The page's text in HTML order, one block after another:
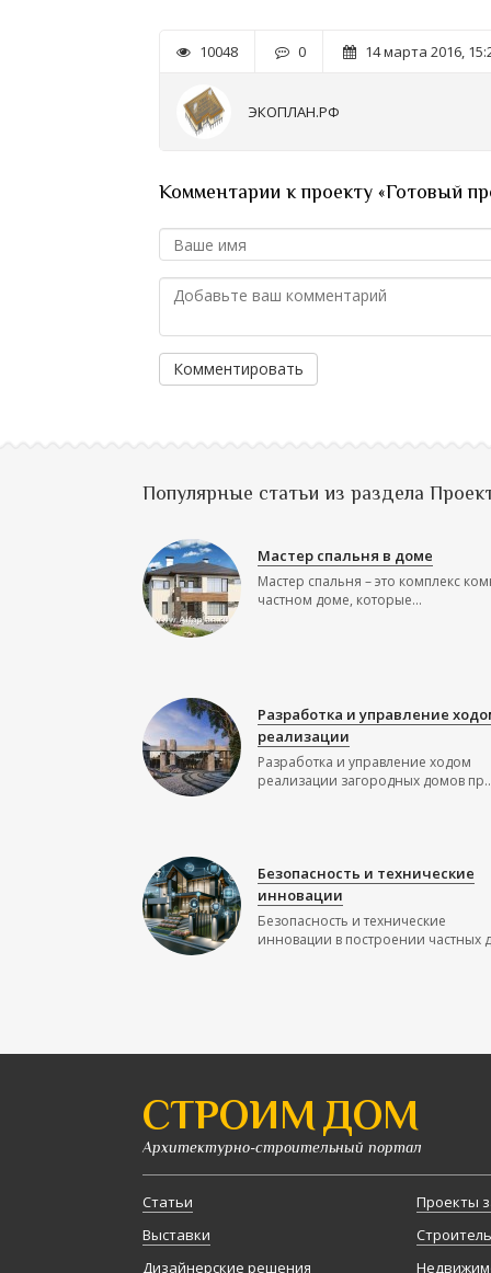
10048 0 14 марта 2016,
ЭКОПЛАН.РФ
Комментарии к проекту «Готовый
Комментировать
Популярные статьи из раздела
Мастер спальня в доме
Мастер спальня – это комплекс
частном доме, которые...
Разработка и управление
реализации
Разработка и управление ходом
реализации загородных домов
Безопасность и технические
инновации
Безопасность и технические
инновации в построении частных
СТРОИМ ДОМ
Архитектурно-строительный портал
Статьи
Выставки
Дизайнерские решения
Проекты